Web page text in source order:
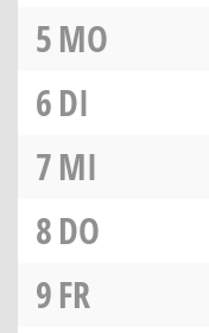
5MO
6DI
7MI
8DO
9FR